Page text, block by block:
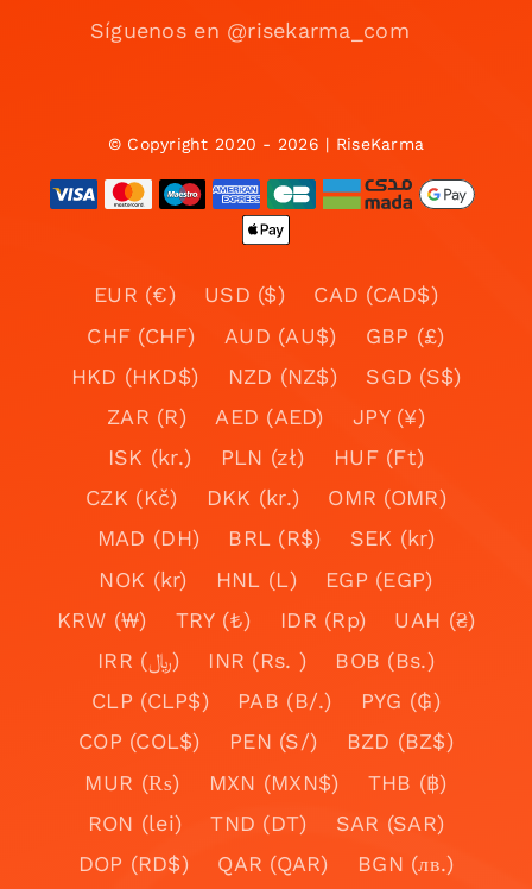
Síguenos en @risekarma_com
© Copyright 2020 - 2026 | RiseKarma
EUR (€) USD ($)
CAD (CAD$)
CHF (CHF)
AUD (AU$)
GBP (£)
HKD (HKD$)
NZD (NZ$)
SGD (S$)
ZAR (R)
AED (AED)
JPY (¥)
ISK (kr.)
PLN (zł)
HUF (Ft)
CZK (Kč)
DKK (kr.)
OMR (OMR)
MAD (DH)
BRL (R$)
SEK (kr)
NOK (kr)
HNL (L)
EGP (EGP)
KRW (₩)
TRY (₺) IDR (Rp)
UAH (₴)
IRR (﷼)
INR (Rs. )
BOB (Bs.)
CLP (CLP$)
PAB (B/.)
PYG (₲)
COP (COL$)
PEN (S/)
BZD (BZ$)
MUR (₨)
MXN (MXN$)
THB (฿)
RON (lei)
TND (DT)
SAR (SAR)
DOP (RD$)
QAR (QAR)
BGN (лв.)